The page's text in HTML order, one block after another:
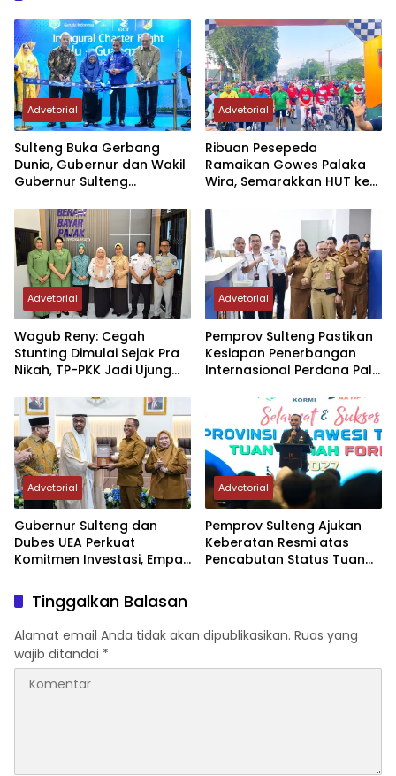
itu. Juga beragam
industri media
dipamerkan,…
Advetorial
Sulteng Buka Gerbang
Dunia, Gubernur dan Wakil
Gubernur Sulteng
Perdana Internasional
Palu-Guangzhou
Advetorial
Ribuan Pesepeda
Ramaikan Gowes Palaka
Wira, Semarakkan HUT ke-1
Advetorial
Wagub Reny: Cegah
Stunting Dimulai Sejak Pra
Nikah, TP-PKK Jadi Ujung
Advetorial
Pemprov Sulteng Pastikan
Kesiapan Penerbangan
Internasional Perdana Palu
Advetorial
Gubernur Sulteng dan
Dubes UEA Perkuat
Komitmen Investasi, Empat
Advetorial
Pemprov Sulteng Ajukan
Keberatan Resmi atas
Pencabutan Status Tuan
Tinggalkan Balasan
Alamat email Anda tidak akan dipublikasikan. Ruas yang
wajib ditandai *